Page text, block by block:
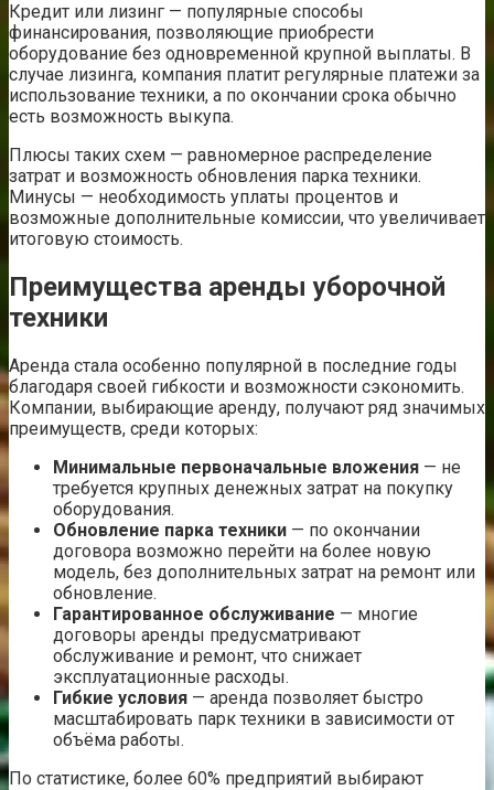
Кредит или лизинг — популярные способы
финансирования, позволяющие приобрести
оборудование без одновременной крупной выплаты. В
случае лизинга, компания платит регулярные платежи за
использование техники, а по окончании срока обычно
есть возможность выкупа.
Плюсы таких схем — равномерное распределение
затрат и возможность обновления парка техники.
Минусы — необходимость уплаты процентов и
возможные дополнительные комиссии, что увеличивает
итоговую стоимость.
Преимущества аренды уборочной
техники
Аренда стала особенно популярной в последние годы
благодаря своей гибкости и возможности сэкономить.
Компании, выбирающие аренду, получают ряд значимых
преимуществ, среди которых:
Минимальные первоначальные вложения — не
требуется крупных денежных затрат на покупку
оборудования.
Обновление парка техники — по окончании
договора возможно перейти на более новую
модель, без дополнительных затрат на ремонт или
обновление.
Гарантированное обслуживание — многие
договоры аренды предусматривают
обслуживание и ремонт, что снижает
эксплуатационные расходы.
Гибкие условия — аренда позволяет быстро
масштабировать парк техники в зависимости от
объёма работы.
По статистике, более 60% предприятий выбирают